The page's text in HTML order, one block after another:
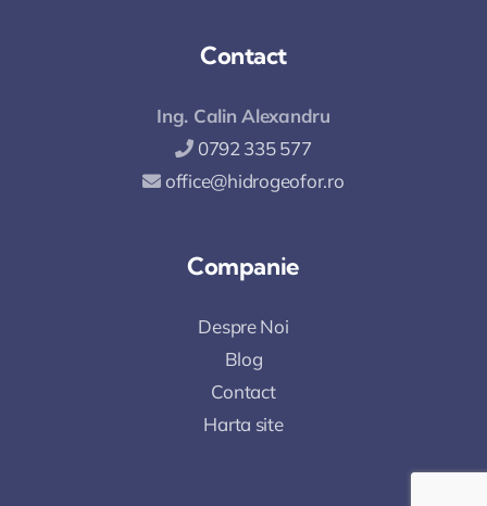
Contact
Ing. Calin Alexandru
0792 335 577
office@hidrogeofor.ro
Companie
Despre Noi
Blog
Contact
Harta site